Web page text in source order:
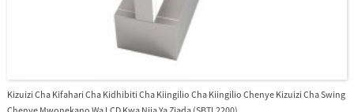
Kizuizi Cha Kifahari Cha Kidhibiti Cha Kiingilio Cha Kiingilio Chenye Kizuizi Cha Swing